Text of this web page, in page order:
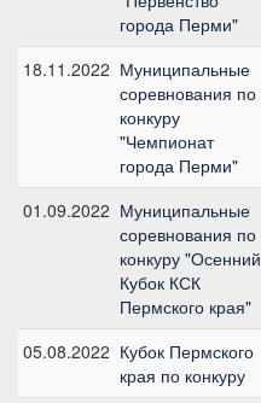
города Перми"
18.11.2022 Муниципальные
соревнования по
конкуру
"Чемпионат
города Перми"
01.09.2022 Муниципальные
соревнования по
конкуру "Осенний
Кубок КСК
Пермского края"
05.08.2022 Кубок Пермского
края по конкуру